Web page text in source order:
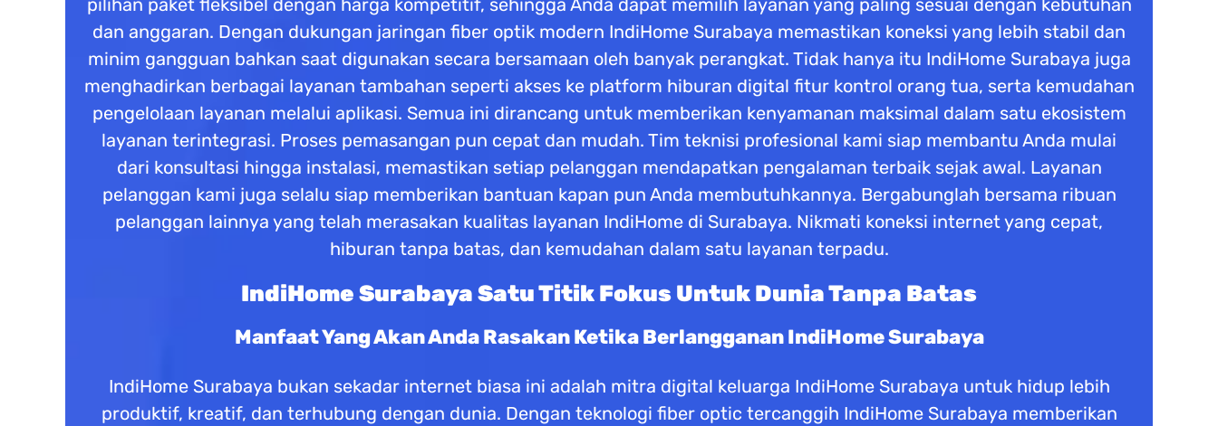
pilihan paket fleksibel dengan harga kompetitif, sehingga Anda dapat memilih layanan yang paling sesuai dengan kebutuhan
dan anggaran. Dengan dukungan jaringan fiber optik modern IndiHome Surabaya memastikan koneksi yang lebih stabil dan
minim gangguan bahkan saat digunakan secara bersamaan oleh banyak perangkat. Tidak hanya itu IndiHome Surabaya juga
menghadirkan berbagai layanan tambahan seperti akses ke platform hiburan digital fitur kontrol orang tua, serta kemudahan
pengelolaan layanan melalui aplikasi. Semua ini dirancang untuk memberikan kenyamanan maksimal dalam satu ekosistem
layanan terintegrasi. Proses pemasangan pun cepat dan mudah. Tim teknisi profesional kami siap membantu Anda mulai
dari konsultasi hingga instalasi, memastikan setiap pelanggan mendapatkan pengalaman terbaik sejak awal. Layanan
pelanggan kami juga selalu siap memberikan bantuan kapan pun Anda membutuhkannya. Bergabunglah bersama ribuan
pelanggan lainnya yang telah merasakan kualitas layanan IndiHome di Surabaya. Nikmati koneksi internet yang cepat,
hiburan tanpa batas, dan kemudahan dalam satu layanan terpadu.
IndiHome Surabaya Satu Titik Fokus Untuk Dunia Tanpa Batas
Manfaat Yang Akan Anda Rasakan Ketika Berlangganan IndiHome Surabaya
IndiHome Surabaya bukan sekadar internet biasa ini adalah mitra digital keluarga IndiHome Surabaya untuk hidup lebih
produktif, kreatif, dan terhubung dengan dunia. Dengan teknologi fiber optic tercanggih IndiHome Surabaya memberikan